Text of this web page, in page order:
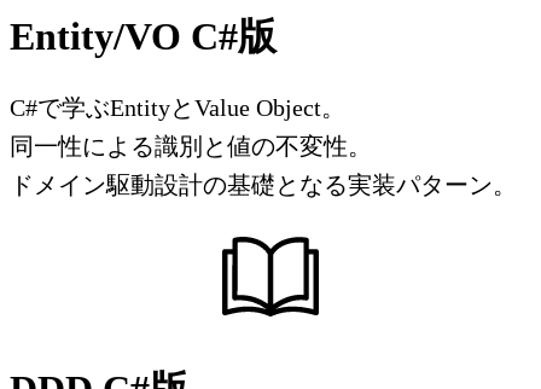
Entity/VO C#版
C#で学ぶEntityとValue Object。
同一性による識別と値の不変性。
ドメイン駆動設計の基礎となる実装パターン。